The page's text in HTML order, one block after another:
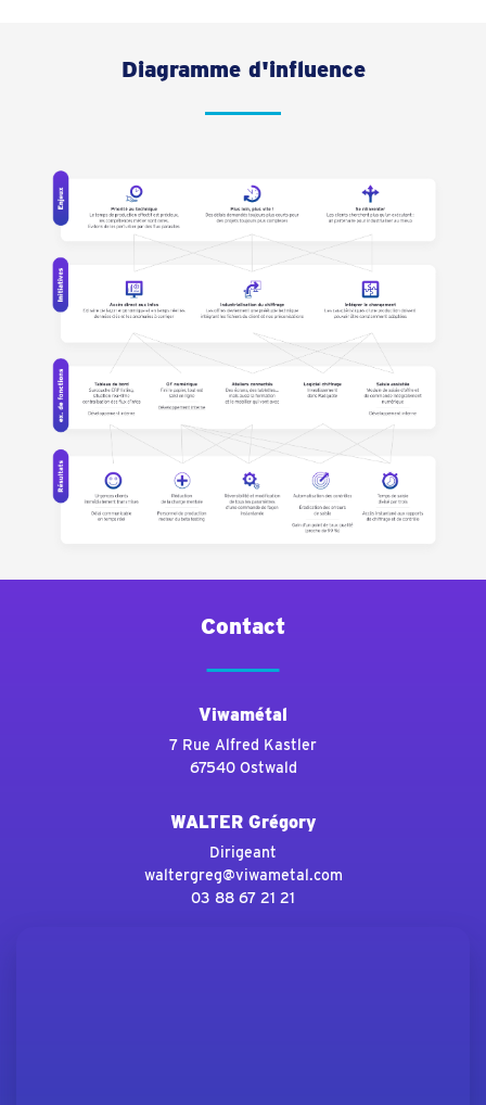
Diagramme d'influence
Contact
Viwamétal
7 Rue Alfred Kastler
67540 Ostwald
WALTER Grégory
Dirigeant
waltergreg@viwametal.com
03 88 67 21 21